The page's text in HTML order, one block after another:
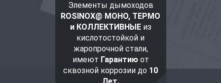
Элементы дымоходов
ROSINOX@ МОНО, ТЕРМО
и КОЛЛЕКТИВНЫЕиз
кислотостойкой и
жаропрочной стали,
имеют Гарантиюот
сквозной коррозии до 10